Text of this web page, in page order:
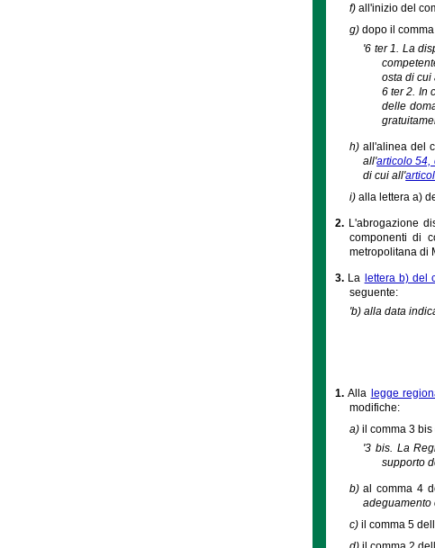
f) all'inizio del
g) dopo il
'6 ter 1. La
osta di cui
6 ter 2. In
delle
h) all'alinea del
all'articolo 54,
di cui all'
i) alla lettera a)
2. L'abrogazione
componenti di
metropolitana di
3. La lettera b) del
seguente:
'b) alla data
1.Alla legge
modifiche:
a) il comma 3
'3 bis. La
supporto
b)al comma 4
adeguamento
c) il comma 5